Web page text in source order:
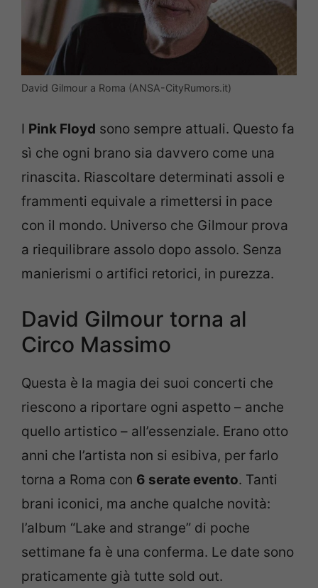
David Gilmour a Roma (ANSA-CityRumors.it)
I Pink Floyd sono sempre attuali. Questo fa
sì che ogni brano sia davvero come una
rinascita. Riascoltare determinati assoli e
frammenti equivale a rimettersi in pace
con il mondo. Universo che Gilmour prova
a riequilibrare assolo dopo assolo. Senza
manierismi o artifici retorici, in purezza.
David Gilmour torna al
Circo Massimo
Questa è la magia dei suoi concerti che
riescono a riportare ogni aspetto – anche
quello artistico – all’essenziale. Erano otto
anni che l’artista non si esibiva, per farlo
torna a Roma con 6 serate evento. Tanti
brani iconici, ma anche qualche novità:
l’album “Lake and strange” di poche
settimane fa è una conferma. Le date sono
praticamente già tutte sold out.